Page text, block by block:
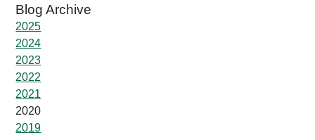
2025
2024
2023
2022
2021
2020
2019